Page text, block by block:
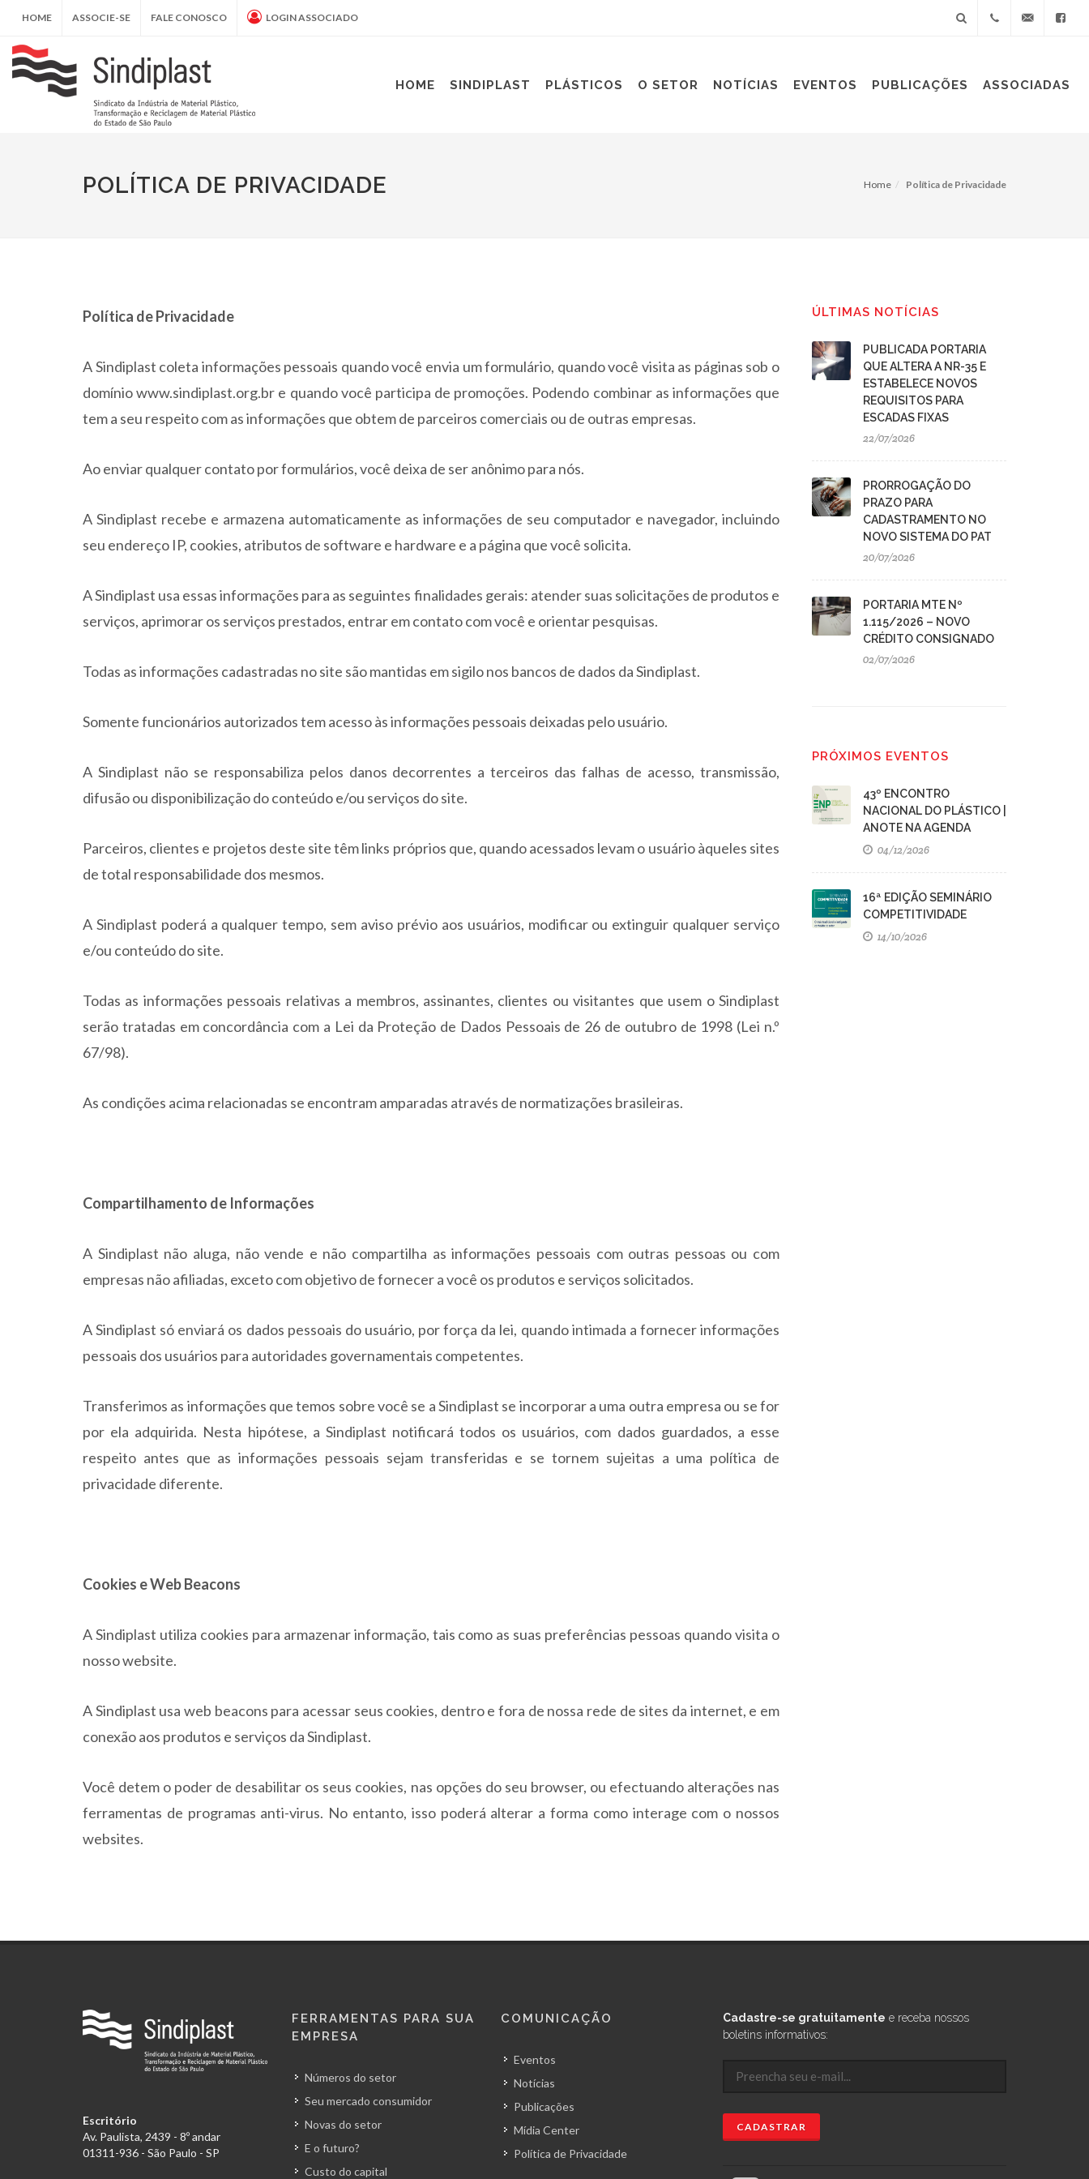
HOME ASSOCIE-SE FALE CONOSCO LOGIN ASSOCIADO
3060-
HOME SINDIPLAST PLÁSTICOS O SETOR NOTÍCIAS EVENTOS PUBLICAÇÕES ASSOCIADAS
POLÍTICA DE PRIVACIDADE Home Política de Privacidade
Política de Privacidade
A Sindiplast coleta informações pessoais quando você envia um formulário, quando você visita as páginas sob o
domínio www.sindiplast.org.br e quando você participa de promoções. Podendo combinar as informações que
tem a seu respeito com as informações que obtem de parceiros comerciais ou de outras empresas.
Ao enviar qualquer contato por formulários, você deixa de ser anônimo para nós.
A Sindiplast recebe e armazena automaticamente as informações de seu computador e navegador, incluindo
seu endereço IP, cookies, atributos de software e hardware e a página que você solicita.
A Sindiplast usa essas informações para as seguintes finalidades gerais: atender suas solicitações de produtos e
serviços, aprimorar os serviços prestados, entrar em contato com você e orientar pesquisas.
Todas as informações cadastradas no site são mantidas em sigilo nos bancos de dados da Sindiplast.
Somente funcionários autorizados tem acesso às informações pessoais deixadas pelo usuário.
A Sindiplast não se responsabiliza pelos danos decorrentes a terceiros das falhas de acesso, transmissão,
difusão ou disponibilização do conteúdo e/ou serviços do site.
Parceiros, clientes e projetos deste site têm links próprios que, quando acessados levam o usuário àqueles sites
de total responsabilidade dos mesmos.
A Sindiplast poderá a qualquer tempo, sem aviso prévio aos usuários, modificar ou extinguir qualquer serviço
e/ou conteúdo do site.
Todas as informações pessoais relativas a membros, assinantes, clientes ou visitantes que usem o Sindiplast
serão tratadas em concordância com a Lei da Proteção de Dados Pessoais de 26 de outubro de 1998 (Lei n.º
67/98).
As condições acima relacionadas se encontram amparadas através de normatizações brasileiras.
Compartilhamento de Informações
A Sindiplast não aluga, não vende e não compartilha as informações pessoais com outras pessoas ou com
empresas não afiliadas, exceto com objetivo de fornecer a você os produtos e serviços solicitados.
A Sindiplast só enviará os dados pessoais do usuário, por força da lei, quando intimada a fornecer informações
pessoais dos usuários para autoridades governamentais competentes.
Transferimos as informações que temos sobre você se a Sindiplast se incorporar a uma outra empresa ou se for
por ela adquirida. Nesta hipótese, a Sindiplast notificará todos os usuários, com dados guardados, a esse
respeito antes que as informações pessoais sejam transferidas e se tornem sujeitas a uma política de
privacidade diferente.
Cookies e Web Beacons
A Sindiplast utiliza cookies para armazenar informação, tais como as suas preferências pessoas quando visita o
nosso website.
A Sindiplast usa web beacons para acessar seus cookies, dentro e fora de nossa rede de sites da internet, e em
conexão aos produtos e serviços da Sindiplast.
Você detem o poder de desabilitar os seus cookies, nas opções do seu browser, ou efectuando alterações nas
ferramentas de programas anti-virus. No entanto, isso poderá alterar a forma como interage com o nossos
websites.
ÚLTIMAS NOTÍCIAS
PUBLICADA PORTARIA
QUE ALTERA A NR-35 E
ESTABELECE NOVOS
REQUISITOS PARA
ESCADAS FIXAS
22/07/2026
PRORROGAÇÃO DO
PRAZO PARA
CADASTRAMENTO NO
NOVO SISTEMA DO PAT
20/07/2026
PORTARIA MTE Nº
1.115/2026 – NOVO
CRÉDITO CONSIGNADO
02/07/2026
PRÓXIMOS EVENTOS
43º ENCONTRO
NACIONAL DO PLÁSTICO |
ANOTE NA AGENDA
04/12/2026
16ª EDIÇÃO SEMINÁRIO
COMPETITIVIDADE
14/10/2026
Escritório
Av. Paulista, 2439 - 8º andar
01311-936 - São Paulo - SP
FERRAMENTAS PARA SUA
EMPRESA
Números do setor
Seu mercado consumidor
Novas do setor
E o futuro?
Custo do capital
COMUNICAÇÃO
Eventos
Notícias
Publicações
Mídia Center
Política de Privacidade
Cadastre-se gratuitamente e receba nossos
boletins informativos: